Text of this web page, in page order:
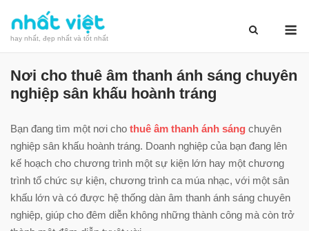
content
hay nhất, đẹp nhất và tốt nhất
Nơi cho thuê âm thanh ánh sáng chuyên
nghiệp sân khấu hoành tráng
Bạn đang tìm một nơi cho thuê âm thanh ánh sáng chuyên
nghiệp sân khấu hoành tráng. Doanh nghiệp của bạn đang lên
kế hoạch cho chương trình một sự kiện lớn hay một chương
trình tổ chức sự kiện, chương trình ca múa nhạc, với một sân
khấu lớn và có được hệ thống dàn âm thanh ánh sáng chuyên
nghiệp, giúp cho đêm diễn không những thành công mà còn trở